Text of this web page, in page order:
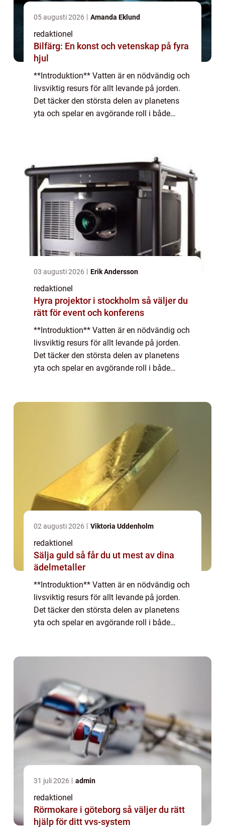
05 augusti 2026 Amanda Eklund
redaktionel
Bilfärg: En konst och vetenskap på fyra
hjul
**Introduktion** Vatten är en nödvändig och
livsviktig resurs för allt levande på jorden.
Det täcker den största delen av planetens
yta och spelar en avgörande roll i både
03 augusti 2026 Erik Andersson
redaktionel
Hyra projektor i stockholm så väljer du
rätt för event och konferens
**Introduktion** Vatten är en nödvändig och
livsviktig resurs för allt levande på jorden.
Det täcker den största delen av planetens
yta och spelar en avgörande roll i både
02 augusti 2026 Viktoria Uddenholm
redaktionel
Sälja guld så får du ut mest av dina
ädelmetaller
**Introduktion** Vatten är en nödvändig och
livsviktig resurs för allt levande på jorden.
Det täcker den största delen av planetens
yta och spelar en avgörande roll i både
31 juli 2026 admin
redaktionel
Rörmokare i göteborg så väljer du rätt
hjälp för ditt vvs-system